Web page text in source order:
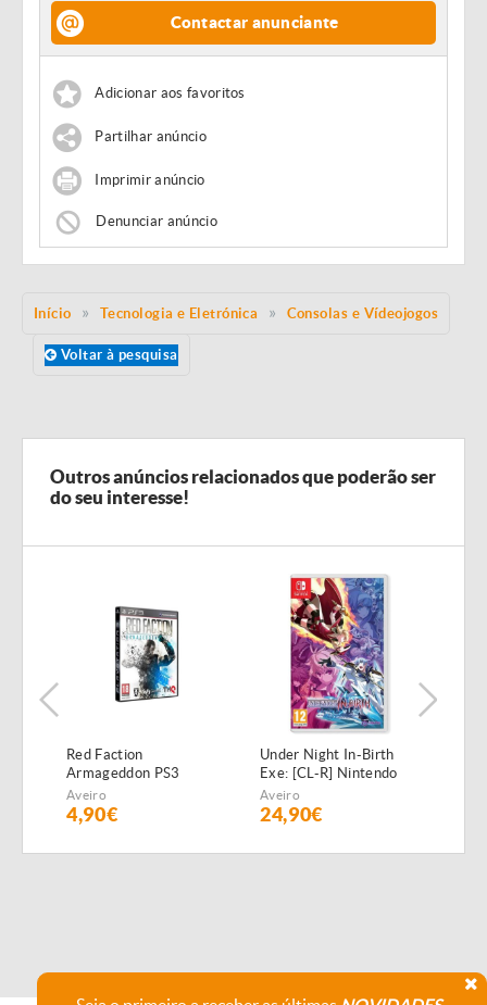
Contactar anunciante
Adicionar aos favoritos
Partilhar anúncio
Imprimir anúncio
Denunciar anúncio
Início Tecnologia e Eletrónica Consolas e Vídeojogos
Voltar à pesquisa
Outros anúncios relacionados que poderão ser
do seu interesse!
Red Faction
Armageddon PS3
Aveiro
4,90€
Under Night In-Birth
Exe: [CL-R] Nintendo
Switch
Aveiro
24,90€